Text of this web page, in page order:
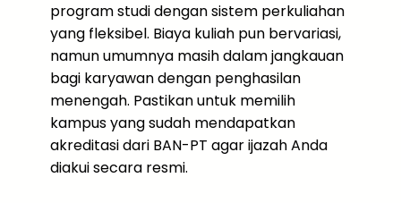
program studi dengan sistem perkuliahan
yang fleksibel. Biaya kuliah pun bervariasi,
namun umumnya masih dalam jangkauan
bagi karyawan dengan penghasilan
menengah. Pastikan untuk memilih
kampus yang sudah mendapatkan
akreditasi dari BAN-PT agar ijazah Anda
diakui secara resmi.